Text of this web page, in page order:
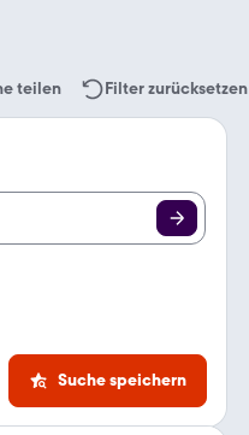
teilen Filter zurücksetzen
Suche speichern